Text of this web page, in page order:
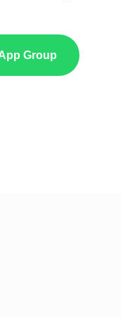
Group